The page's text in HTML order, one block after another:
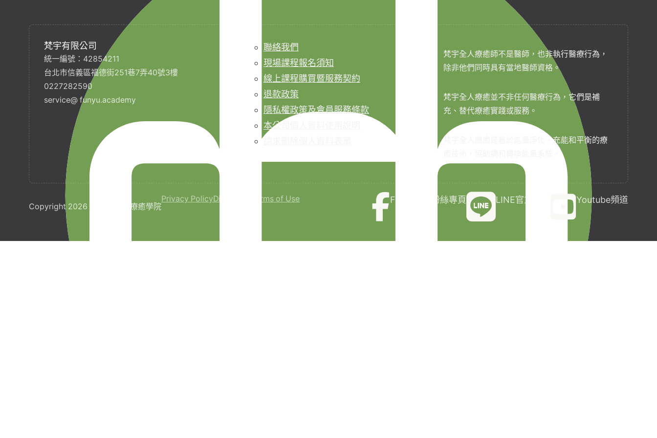
梵宇有限公司
統一編號：42854211
台北市信義區福德街251巷7弄40號3樓
0227282590
service@ funyu.academy
聯絡我們
現場課程報名須知
線上課程購買暨服務契約
退款政策
隱私權政策及會員服務條款
本公司個人資料使用說明
梵宇全人療癒師不是醫師，也非執行醫療行為，
除非他們同時具有當地醫師資格。
梵宇全人療癒並不非任何醫療行為，它們是補
充、替代療癒實踐或服務。
梵宇全人療癒是基於能量淨化、充能和平衡的療
Copyright 2026 © 梵宇全人療癒學院
Privacy PolicyDisclaimer Terms of Use Facebook粉絲專頁 LINE官方帳號 Youtube頻道